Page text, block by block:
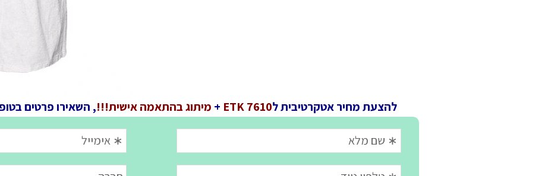
להצעת מחיר אטקרטיבית לETK 7610
+ מיתוג בהתאמה אישית!!!, השאירו פרטים